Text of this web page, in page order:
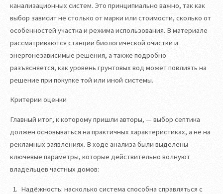
канализационных систем. Это принципиально важно, так как
выбор зависит не столько от марки или стоимости, сколько от
особенностей участка и режима использования. В материале
рассматриваются станции биологической очистки и
энергонезависимые решения, а также подробно
разъясняется, как уровень грунтовых вод может повлиять на
решение при покупке той или иной системы.
Критерии оценки
Главный итог, к которому пришли авторы, — выбор септика
должен основываться на практичных характеристиках, а не на
рекламных заявлениях. В ходе анализа были выделены
ключевые параметры, которые действительно волнуют
владельцев частных домов:
Надёжность: насколько система способна справляться с